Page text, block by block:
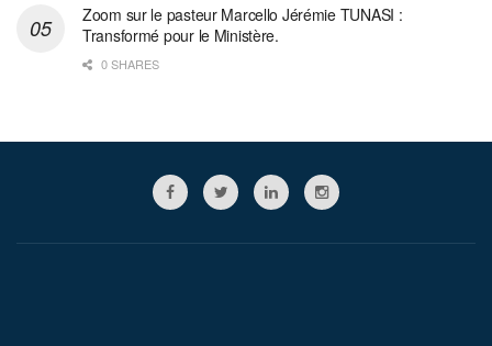
Zoom sur le pasteur Marcello Jérémie TUNASI :
Transformé pour le Ministère.
0 SHARES